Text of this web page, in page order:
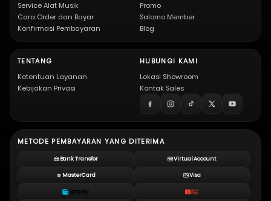
Service Alat Musik
Cara Order dan Bayar
Konfirmasi Pembayaran
Promo
Salomo Member
Blog
TENTANG
Ketentuan Layanan
Kebijakan Privasi
HUBUNGI KAMI
Lokasi Showroom
Kontak Sales
METODE PEMBAYARAN YANG DITERIMA
Bank Transfer Virtual Account
MasterCard Visa